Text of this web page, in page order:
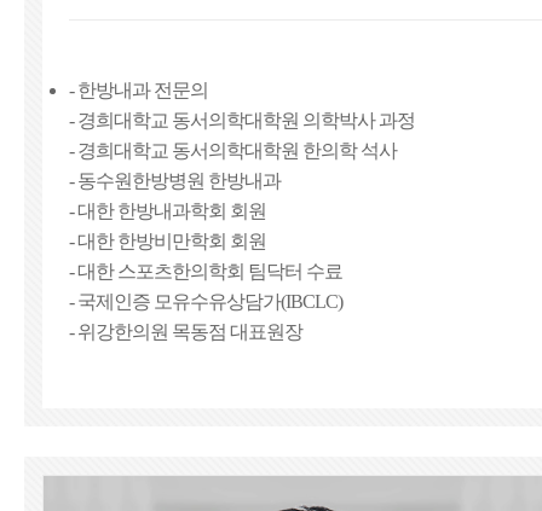
- 한방내과 전문의
- 경희대학교 동서의학대학원 의학박사 과정
- 경희대학교 동서의학대학원 한의학 석사
- 동수원한방병원 한방내과
- 대한 한방내과학회 회원
- 대한 한방비만학회 회원
- 대한 스포츠한의학회 팀닥터 수료
- 국제인증 모유수유상담가(IBCLC)
- 위강한의원 목동점 대표원장